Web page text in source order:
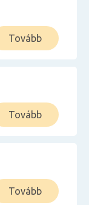
Tovább
Tovább
Tovább